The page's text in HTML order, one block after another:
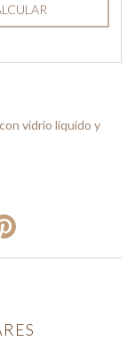
vidrio liquido y